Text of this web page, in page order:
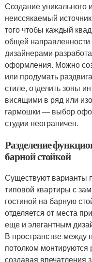
Создание уникального
неиссякаемый
того чтобы каждый
общей
дизайнерами
оформления. Можно
или продумать
стиле, отделить зоны
висящими в ряд или
гармошки — выбор
студии неограничен.
Разделение
барной стойкой
Существуют варианты
типовой квартиры с
гостиной на барную
отделяется от места
еще и элегантным
В пространстве между
потолком
создавая впечатления